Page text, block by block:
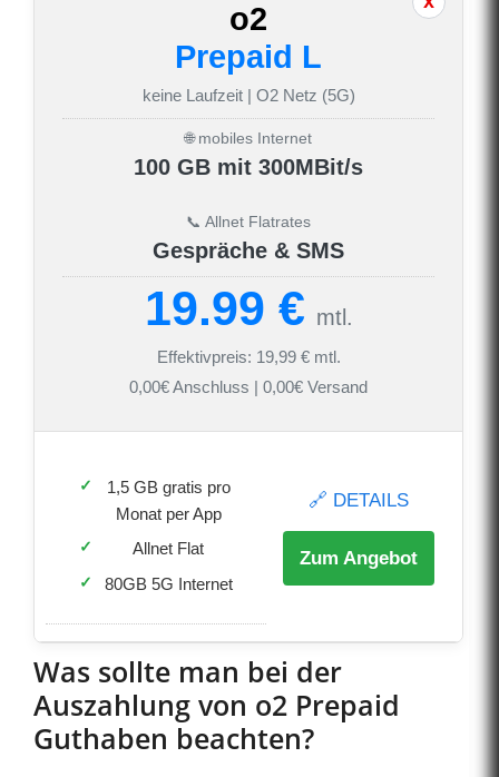
o2
Prepaid L
keine Laufzeit | O2 Netz (5G)
🌐 mobiles Internet
100 GB mit 300MBit/s
📞 Allnet Flatrates
Gespräche & SMS
19.99 € mtl.
Effektivpreis: 19,99 € mtl.
0,00€ Anschluss | 0,00€ Versand
1,5 GB gratis pro
Monat per App
Allnet Flat
80GB 5G Internet
🔗 DETAILS
Zum Angebot
Was sollte man bei der
Auszahlung von o2 Prepaid
Guthaben beachten?